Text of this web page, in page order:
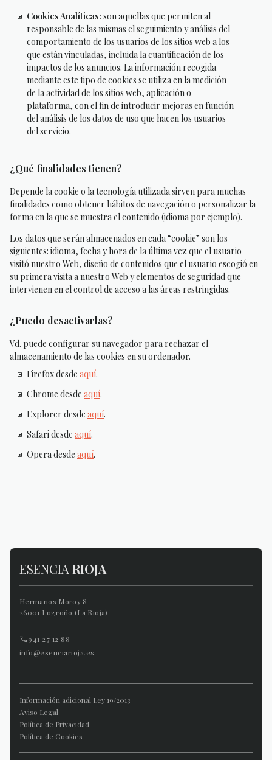
Cookies Analíticas: son aquellas que permiten al
responsable de las mismas el seguimiento y análisis del
comportamiento de los usuarios de los sitios web a los
que están vinculadas, incluida la cuantificación de los
impactos de los anuncios. La información recogida
mediante este tipo de cookies se utiliza en la medición
de la actividad de los sitios web, aplicación o
plataforma, con el fin de introducir mejoras en función
del análisis de los datos de uso que hacen los usuarios
del servicio.
¿Qué finalidades tienen?
Depende la cookie o la tecnología utilizada sirven para muchas
finalidades como obtener hábitos de navegación o personalizar la
forma en la que se muestra el contenido (idioma por ejemplo).
Los datos que serán almacenados en cada “cookie” son los
siguientes: idioma, fecha y hora de la última vez que el usuario
visitó nuestro Web, diseño de contenidos que el usuario escogió en
su primera visita a nuestro Web y elementos de seguridad que
intervienen en el control de acceso a las áreas restringidas.
¿Puedo desactivarlas?
Vd. puede configurar su navegador para rechazar el
almacenamiento de las cookies en su ordenador.
Firefox desde aquí.
Chrome desde aquí.
Explorer desde aquí.
Safari desde aquí.
Opera desde aquí.
ESENCIA RIOJA
Hermanos Moroy 8
26001 Logroño (La Rioja)
941 27 12 88
info@esenciarioja.es
Información adicional Ley 19/2013
Aviso Legal
Política de Privacidad
Política de Cookies